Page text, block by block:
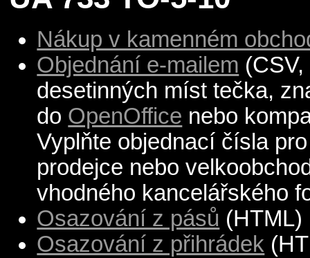
Nákup v kamenném
Objednání e-mailem
desetinných míst tečka,
do OpenOffice nebo
Vyplňte objednací čísla
prodejce nebo
vhodného kancelářského
Osazování z pásů (HTML)
Osazování z přihrádek